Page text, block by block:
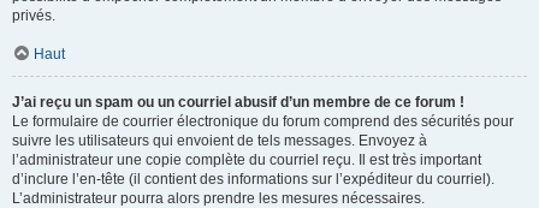
privés.
Haut
J’ai reçu un spam ou un courriel abusif d’un membre de ce forum !
Le formulaire de courrier électronique du forum comprend des sécurités pour
suivre les utilisateurs qui envoient de tels messages. Envoyez à
l’administrateur une copie complète du courriel reçu. Il est très important
d’inclure l’en-tête (il contient des informations sur l’expéditeur du courriel).
L’administrateur pourra alors prendre les mesures nécessaires.